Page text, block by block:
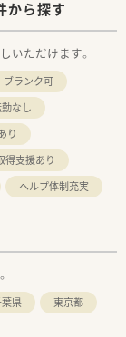
から探す
いただけます。
ブランク可
なし
り
得支援あり
ヘルプ体制充実
県
東京都